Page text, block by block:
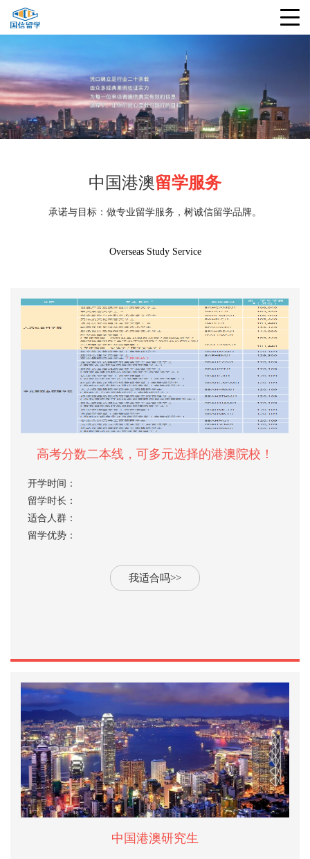
中国港澳留学服务
承诺与目标：做专业留学服务，树诚信留学品牌。
Overseas Study Service
高考分数二本线，可多元选择的港澳院校！
开学时间：
留学时长：
适合人群：
留学优势：
我适合吗>>
中国港澳研究生